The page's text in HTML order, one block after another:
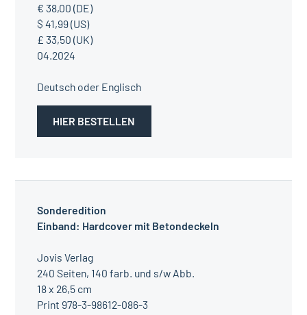
€ 38,00 (DE)
$ 41,99 (US)
£ 33,50 (UK)
04.2024
Deutsch oder Englisch
HIER BESTELLEN
Sonderedition
Einband: Hardcover mit Betondeckeln
Jovis Verlag
240 Seiten, 140 farb. und s/w Abb.
18 x 26,5 cm
Print 978-3-98612-086-3